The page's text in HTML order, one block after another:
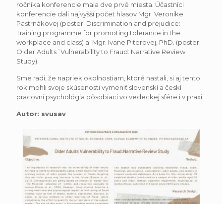
ročníka konferencie mala dve prvé miesta. Účastníci
konferencie dali najvyšší počet hlasov Mgr. Veronike
Pastrnákovej (poster: Discrimination and prejudice:
Training programme for promoting tolerance in the
workplace and class) a Mgr. Ivane Piterovej, PhD. (poster:
Older Adults´Vulnerability to Fraud: Narrative Review
Study).
Sme radi, že napriek okolnostiam, ktoré nastali, si aj tento
rok mohli svoje skúsenosti vymeniť slovenskí a českí
pracovní psychológia pôsobiaci vo vedeckej sfére i v praxi.
Autor: svusav